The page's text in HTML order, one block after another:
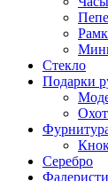
Стекло
Подарки
Серебро